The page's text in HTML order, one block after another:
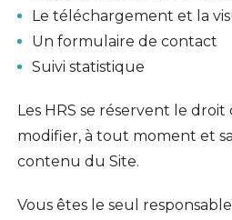
Le téléchargement et la
Un formulaire de contact
Suivi statistique
Les HRS se réservent le
modifier, à tout moment et
contenu du Site.
Vous êtes le seul